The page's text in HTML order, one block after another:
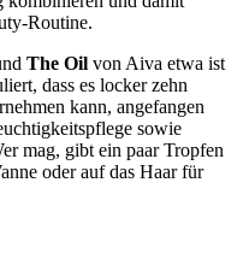
Routine.
The Oil von Aiva etwa ist
dass es locker zehn
kann, angefangen
sowie
mag, gibt ein paar Tropfen
oder auf das Haar für